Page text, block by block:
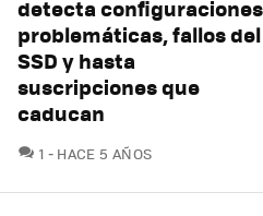
detecta configuraciones
problemáticas, fallos del
SSD y hasta
suscripciones que
caducan
1 COMENTARIOS
HACE 5 AÑOS